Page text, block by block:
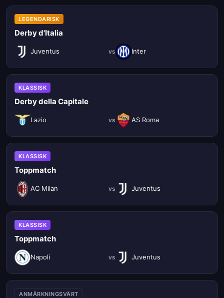
LEGENDARISK
Derby d'Italia
Juventus vs Inter
KLASSISK
Derby della Capitale
Lazio vs AS Roma
KLASSISK
Toppmatch
AC Milan vs Juventus
KLASSISK
Toppmatch
Napoli vs Juventus
ANMÄRKNINGSVÄRT